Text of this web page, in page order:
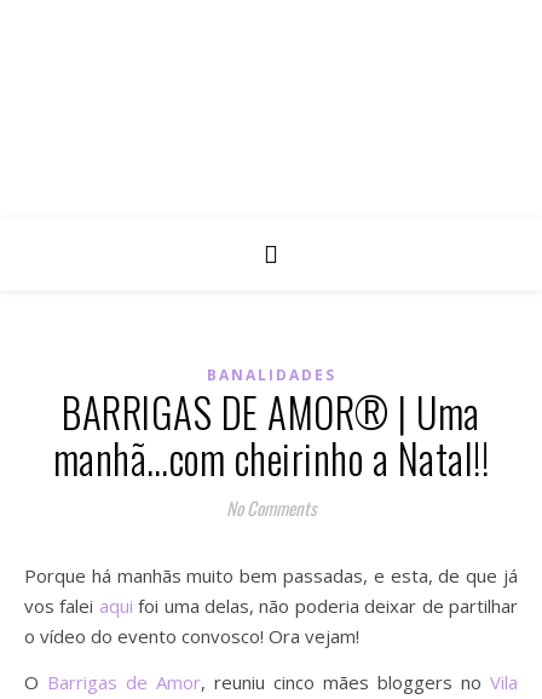
BANALIDADES
BARRIGAS DE AMOR® | Uma
manhã…com cheirinho a Natal!!
No Comments
Porque há manhãs muito bem passadas, e esta, de que já
vos falei aqui foi uma delas, não poderia deixar de partilhar
o vídeo do evento convosco! Ora vejam!
O Barrigas de Amor, reuniu cinco mães bloggers no Vila